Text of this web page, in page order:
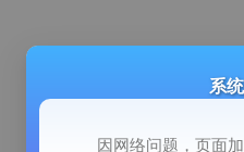
系
因网络问题，页面